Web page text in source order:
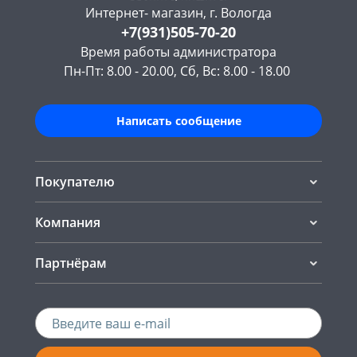
Интернет- магазин, г. Вологда
+7(931)505-70-20
Время работы администратора
Пн-Пт: 8.00 - 20.00, Сб, Вс: 8.00 - 18.00
Написать сообщение
Покупателю
Компания
Партнёрам